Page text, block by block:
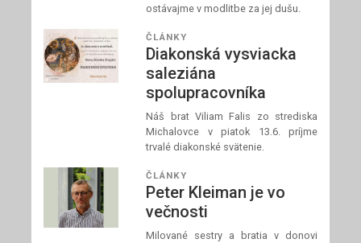
ostávajme v modlitbe za jej dušu.
ČLÁNKY
Diakonská vysviacka
saleziána
spolupracovníka
Náš brat Viliam Falis zo strediska
Michalovce v piatok 13.6. príjme
trvalé diakonské svätenie.
ČLÁNKY
Peter Kleiman je vo
večnosti
Milované sestry a bratia v donovi